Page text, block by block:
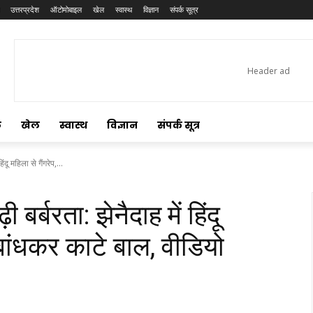
उत्तरप्रदेश ऑटोमोबाइल खेल स्वास्थ विज्ञान संपर्क सूत्र
खेल स्वास्थ विज्ञान संपर्क सूत्र
महिला से गैंगरेप,...
बर्बरता: झेनैदाह में हिंदू
काटे बाल, वीडियो